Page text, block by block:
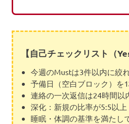
【自己チェックリスト（
今週のMustは3件以内に絞
予備日（空白ブロック）を
連絡の一次返信は24時間以
深化：新規の比率が5:5以上
睡眠・体調の基準を満たし